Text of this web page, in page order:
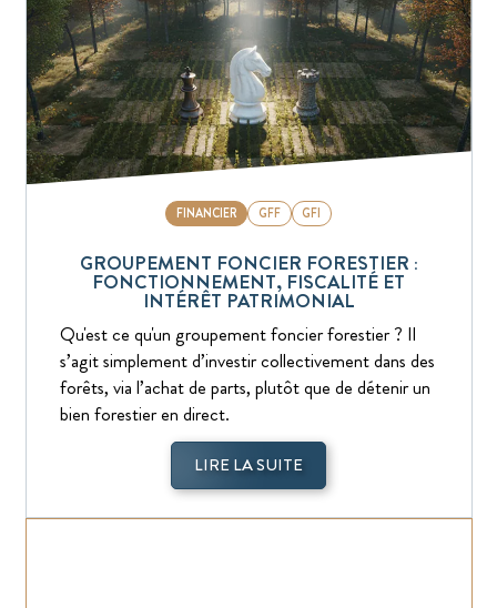
GFF GFI
FINANCIER
GROUPEMENT FONCIER FORESTIER :
FONCTIONNEMENT, FISCALITÉ ET
INTÉRÊT PATRIMONIAL
Qu'est ce qu'un groupement foncier forestier ? Il
s’agit simplement d’investir collectivement dans des
forêts, via l’achat de parts, plutôt que de détenir un
bien forestier en direct.
LIRE LA SUITE